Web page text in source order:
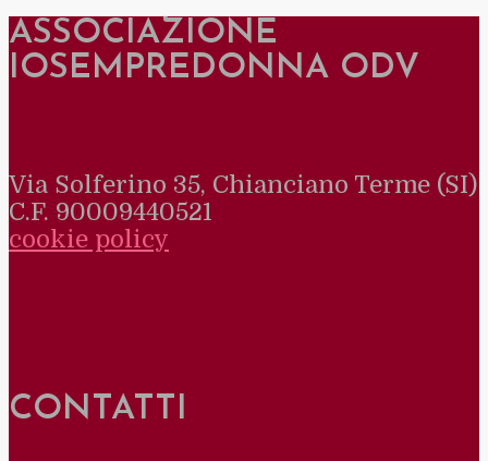
ASSOCIAZIONE
IOSEMPREDONNA ODV
Via Solferino 35, Chianciano Terme (SI)
C.F. 90009440521
cookie policy
CONTATTI